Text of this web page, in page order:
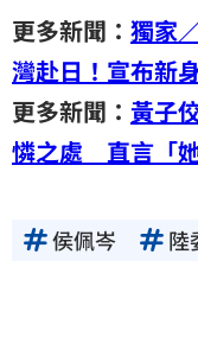
更多新聞： 獨家
灣赴日！宣布新
更多新聞： 黃子
憐之處 直言「她
侯佩岑 陸